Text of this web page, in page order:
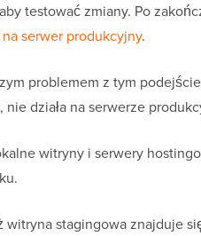
testować zmiany. Po
serwer produkcyjny.
problemem z tym
nie działa na serwerze
witryny i serwery
witryna stagingowa znajduje